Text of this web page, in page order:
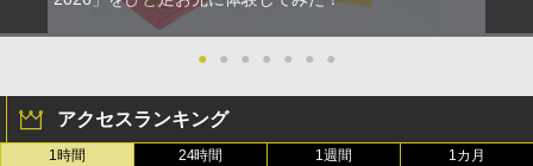
● ● ● ● ● ● ●
アクセスランキング
1時間 24時間 1週間 1カ月